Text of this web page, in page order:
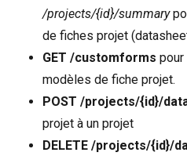
/projects/{id}/summary
de fiches projet
GET /customforms pour
modèles de fiche projet.
POST /projects/{id}/
projet à un projet
DELETE /projects/{id}/